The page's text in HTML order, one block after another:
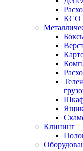
КСО
Клининг